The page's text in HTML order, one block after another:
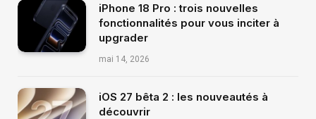
iPhone 18 Pro : trois nouvelles
fonctionnalités pour vous inciter à
upgrader
mai 14, 2026
iOS 27 bêta 2 : les nouveautés à
découvrir